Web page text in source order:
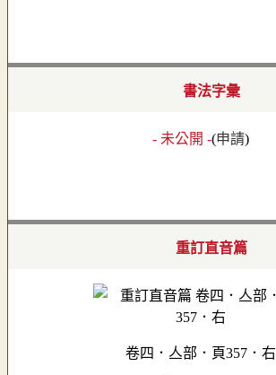
書法字彙
- 未公開 -(申請)
重訂直音篇
卷四．亼部．頁357．右